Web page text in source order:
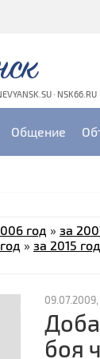
· NSK66.RU
Общение
год » за
» за 2015 год
09.07.2009,
боя